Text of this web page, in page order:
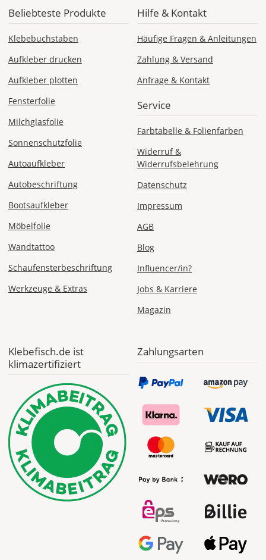
Beliebteste Produkte
Klebebuchstaben
Aufkleber drucken
Aufkleber plotten
Fensterfolie
Milchglasfolie
Sonnenschutzfolie
Autoaufkleber
Autobeschriftung
Bootsaufkleber
Möbelfolie
Wandtattoo
Schaufensterbeschriftung
Werkzeuge & Extras
Hilfe & Kontakt
Häufige Fragen & Anleitungen
Zahlung & Versand
Anfrage & Kontakt
Service
Farbtabelle & Folienfarben
Widerruf &
Widerrufsbelehrung
Datenschutz
Impressum
AGB
Blog
Influencer/in?
Jobs & Karriere
Magazin
Klebefisch.de ist
klimazertifiziert
Zahlungsarten